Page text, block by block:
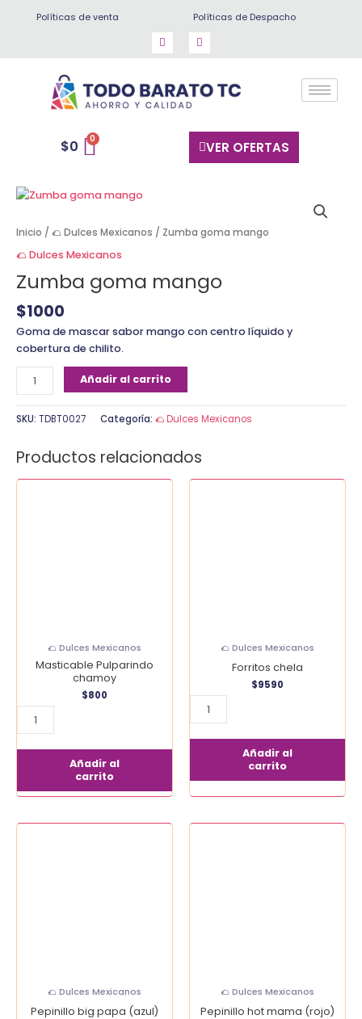
Políticas de venta Políticas de Despacho
$0 VER OFERTAS
Inicio / 🌮 Dulces Mexicanos / Zumba goma mango
🌮 Dulces Mexicanos
Zumba goma mango
$1000
Goma de mascar sabor mango con centro líquido y
cobertura de chilito.
Zumba
mango
Añadir al carrito
SKU: TDBT0027 Categoría: 🌮 Dulces Mexicanos
Productos relacionados
🌮 Dulces Mexicanos
Masticable Pulparindo
chamoy
$800
Añadir al
carrito
🌮 Dulces Mexicanos
Forritos chela
$9590
Añadir al
carrito
🌮 Dulces Mexicanos
Pepinillo big papa (azul)
🌮 Dulces Mexicanos
Pepinillo hot mama (rojo)